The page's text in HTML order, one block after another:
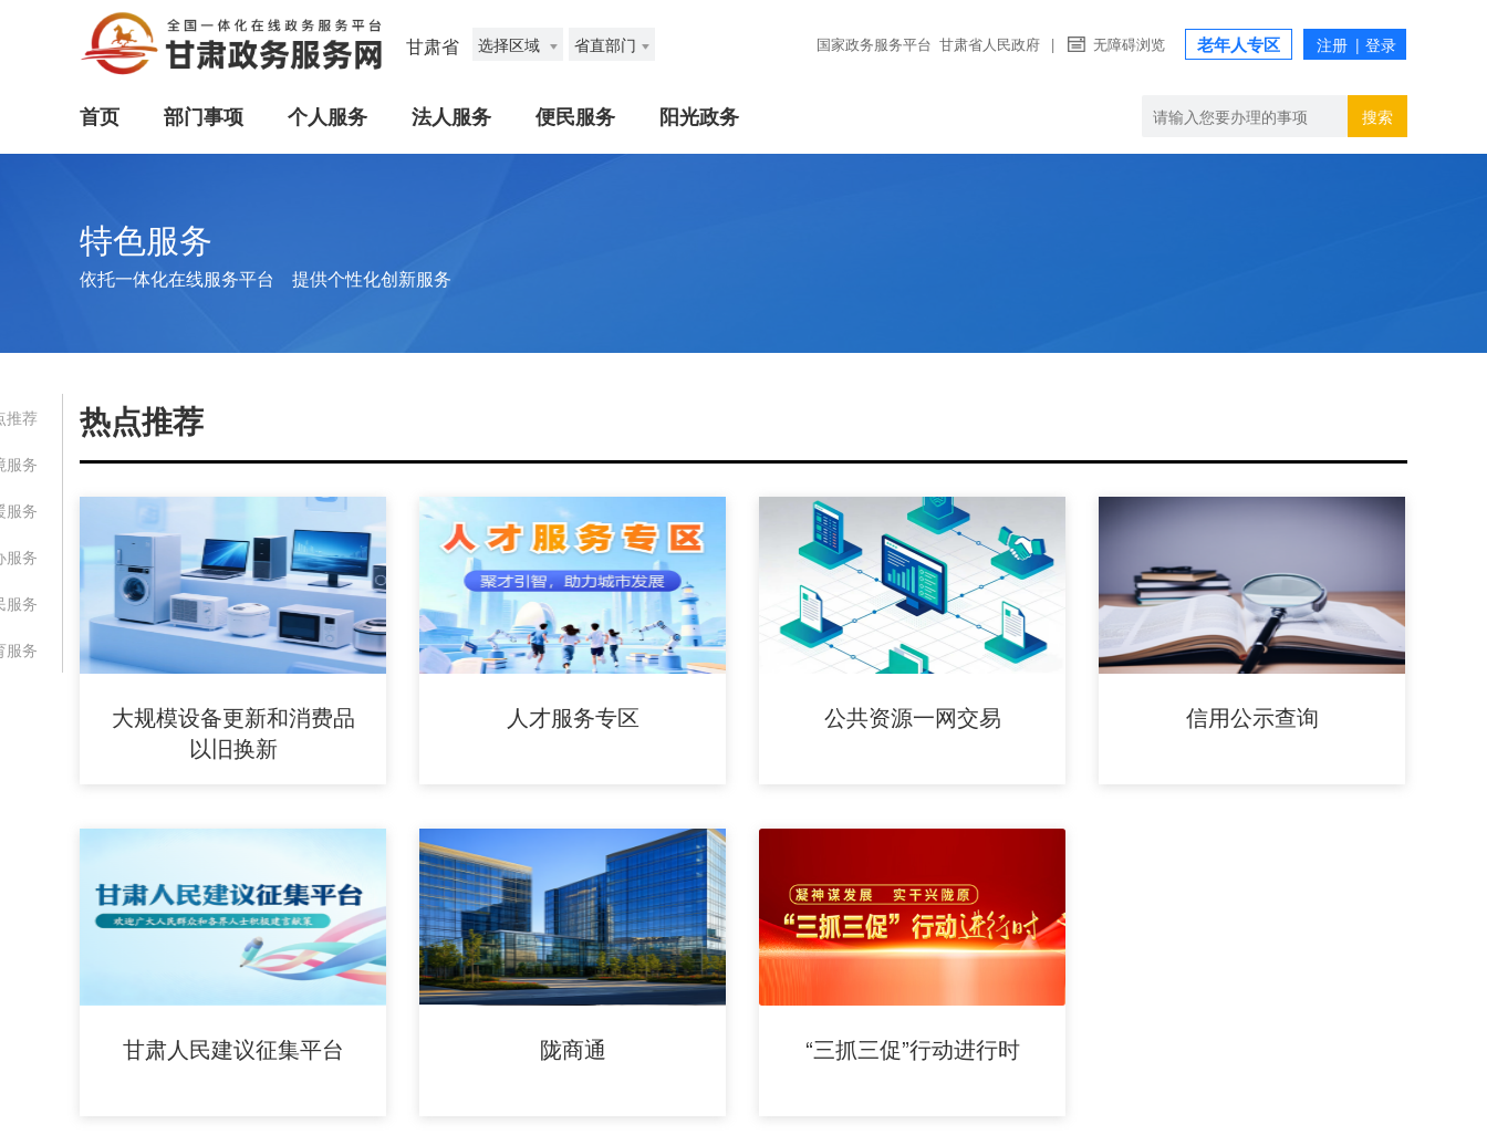
甘肃省 选择区域 省直部门 国家政务服务平台 甘肃省人民政府 | 无障碍浏览 老年人专区
首页 部门事项 个人服务 法人服务 便民服务 阳光政务 搜索
特色服务
依托一体化在线服务平台 提供个性化创新服务
热点推荐
大规模设备更新和消费品
以旧换新
人才服务专区 公共资源一网交易 信用公示查询
甘肃人民建议征集平台 陇商通 “三抓三促”行动进行时
推荐
服务
服务
服务
服务
服务